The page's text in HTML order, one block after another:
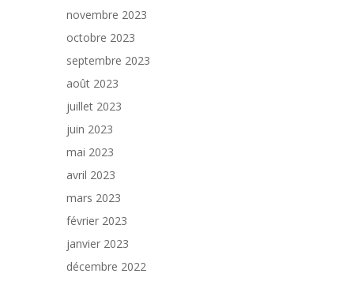
novembre 2023
octobre 2023
septembre 2023
août 2023
juillet 2023
juin 2023
mai 2023
avril 2023
mars 2023
février 2023
janvier 2023
décembre 2022